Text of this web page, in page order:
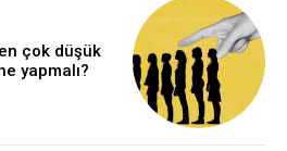
çok düşük
yapmalı?